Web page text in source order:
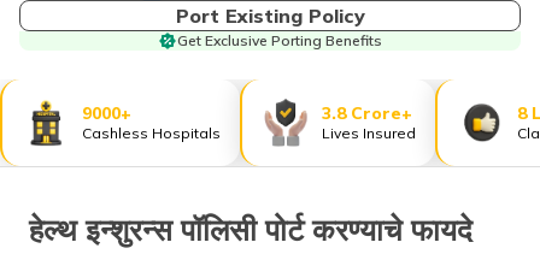
Port Existing Policy
Get Exclusive Porting Benefits
9000+
Cashless Hospitals
3.8 Crore+
Lives Insured
8
हेल्थ इन्शुरन्स पॉलिसी पोर्ट करण्याचे फायदे